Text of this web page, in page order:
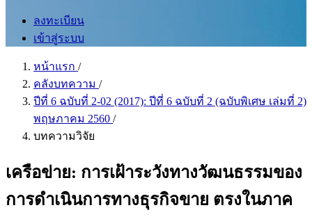
ลงทะเบียน
เข้าสู่ระบบ
หน้าแรก /
คลังบทความ /
ปีที่ 6 ฉบับที่ 2-02 (2017): ปีที่ 6 ฉบับที่ 2 (ฉบับพิเศษ เล่มที่ 2)
พฤษภาคม 2560 /
บทความวิจัย
เครือข่าย: การเฝ้าระวังทางวัฒนธรรมของ
การดำเนินการทางธุรกิจขาย ตรงในภาค